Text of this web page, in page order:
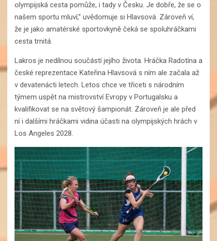
olympijská cesta pomůže, i tady v Česku. Je dobře, že se o
našem sportu mluví,” uvědomuje si Hlavsová. Zároveň ví,
že je jako amatérské sportovkyně čeká se spoluhráčkami
cesta trnitá.
Lakros je nedílnou součástí jejího života. Hráčka Radotína a
české reprezentace Kateřina Hlavsová s ním ale začala až
v devatenácti letech. Letos chce ve třiceti s národním
týmem uspět na mistrovství Evropy v Portugalsku a
kvalifikovat se na světový šampionát. Zároveň je ale před
ní i dalšími hráčkami vidina účasti na olympijských hrách v
Los Angeles 2028.